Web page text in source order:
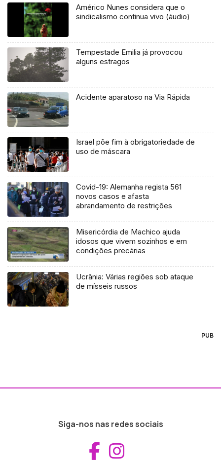
Américo Nunes considera que o
sindicalismo continua vivo (áudio)
Tempestade Emilia já provocou
alguns estragos
Acidente aparatoso na Via Rápida
Israel põe fim à obrigatoriedade de
uso de máscara
Covid-19: Alemanha regista 561
novos casos e afasta
abrandamento de restrições
Misericórdia de Machico ajuda
idosos que vivem sozinhos e em
condições precárias
Ucrânia: Várias regiões sob ataque
de mísseis russos
PUB
Siga-nos nas redes sociais
Aceder ao